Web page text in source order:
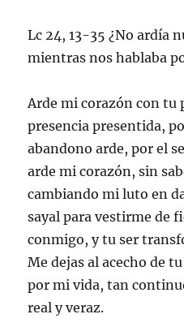
Lc 24, 13-35 ¿No ardía
mientras nos hablaba
Arde mi corazón con tu
presencia presentida,
abandono arde, por el
arde mi corazón, sin
cambiando mi luto en
sayal para vestirme de
conmigo, y tu ser
Me dejas al acecho de
por mi vida, tan
real y veraz.